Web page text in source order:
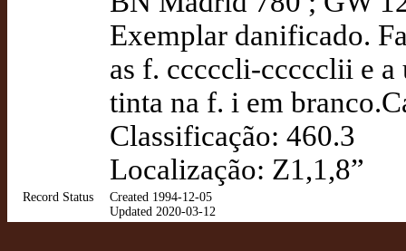
Exemplar danificado.
as f. cccccli-ccccclii e
tinta na f. i em
Classificação: 460.3
Localização: Z1,1,8”
Record Status
Created 1994-12-05
Updated 2020-03-12